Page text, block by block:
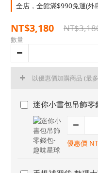
全店，全館滿$990免運(外
NT$3,180
數量
以優惠價加購商品 (最
迷你小書包吊飾零
優惠價